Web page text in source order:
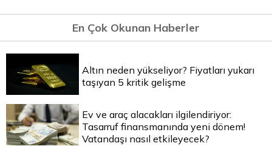
En Çok Okunan Haberler
Altın neden yükseliyor? Fiyatları yukarı
taşıyan 5 kritik gelişme
Ev ve araç alacakları ilgilendiriyor:
Tasarruf finansmanında yeni dönem!
Vatandaşı nasıl etkileyecek?